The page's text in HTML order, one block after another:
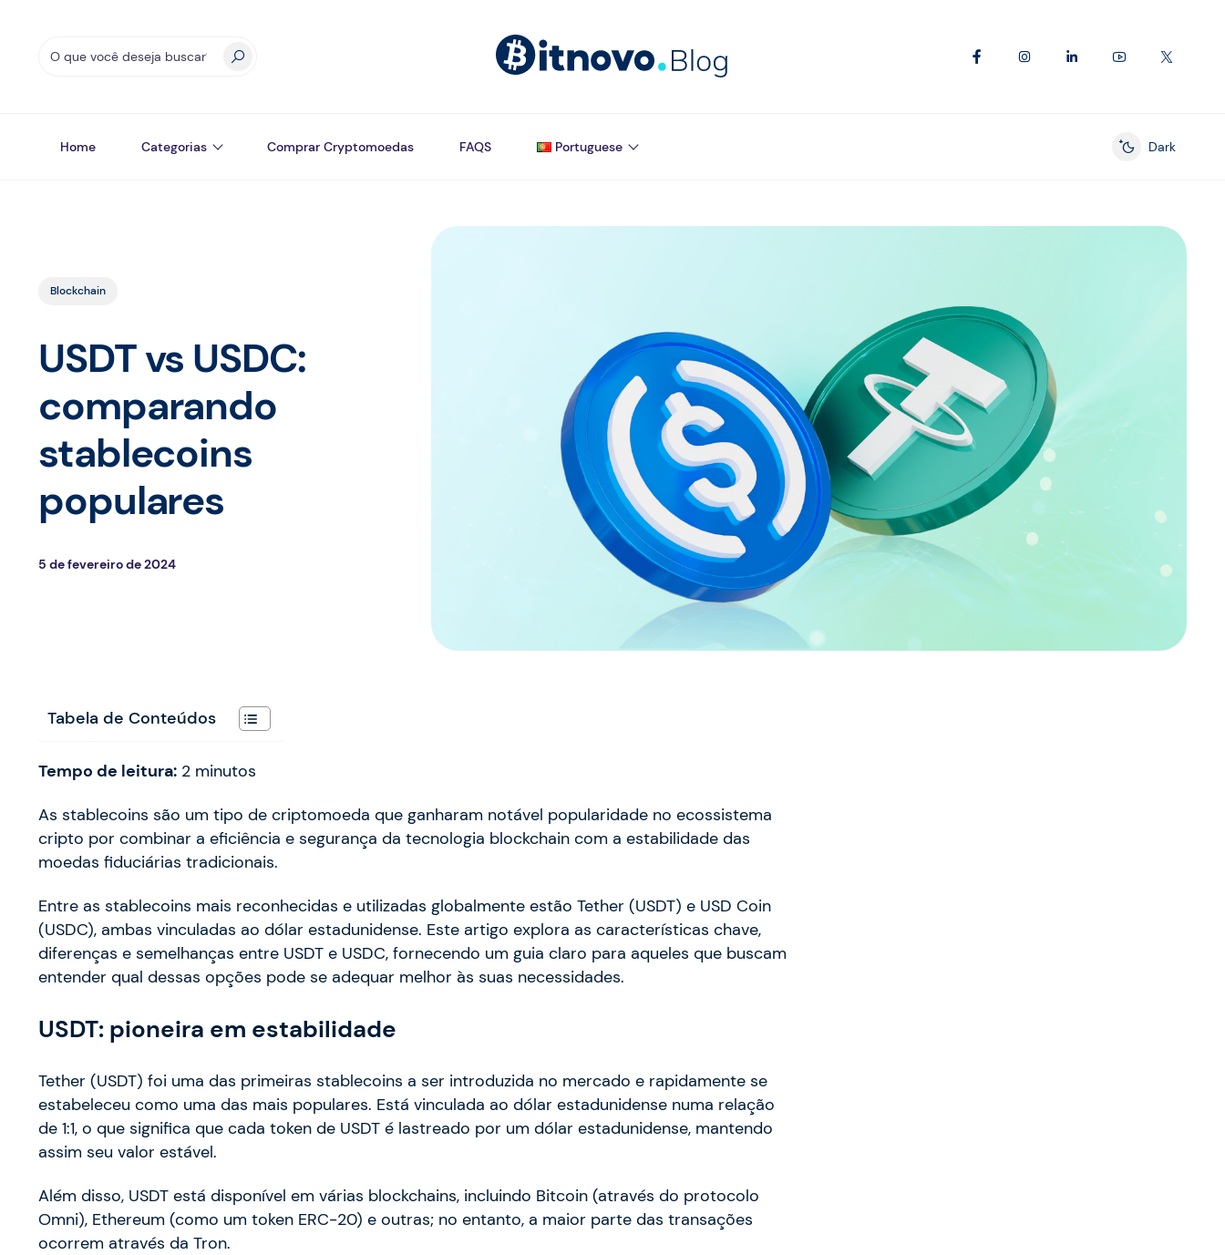
Home Categorias Comprar Cryptomoedas FAQS Portuguese
Enable dark
Dark
Blockchain
USDT vs USDC:
comparando
stablecoins
populares
5 de fevereiro de 2024
Tabela de Conteúdos
Tempo de leitura: 2 minutos
As stablecoins são um tipo de criptomoeda que ganharam notável popularidade no ecossistema
cripto por combinar a eficiência e segurança da tecnologia blockchain com a estabilidade das
moedas fiduciárias tradicionais.
Entre as stablecoins mais reconhecidas e utilizadas globalmente estão Tether (USDT) e USD Coin
(USDC), ambas vinculadas ao dólar estadunidense. Este artigo explora as características chave,
diferenças e semelhanças entre USDT e USDC, fornecendo um guia claro para aqueles que buscam
entender qual dessas opções pode se adequar melhor às suas necessidades.
USDT: pioneira em estabilidade
Tether (USDT) foi uma das primeiras stablecoins a ser introduzida no mercado e rapidamente se
estabeleceu como uma das mais populares. Está vinculada ao dólar estadunidense numa relação
de 1:1, o que significa que cada token de USDT é lastreado por um dólar estadunidense, mantendo
assim seu valor estável.
Além disso, USDT está disponível em várias blockchains, incluindo Bitcoin (através do protocolo
Omni), Ethereum (como um token ERC-20) e outras; no entanto, a maior parte das transações
ocorrem através da Tron.